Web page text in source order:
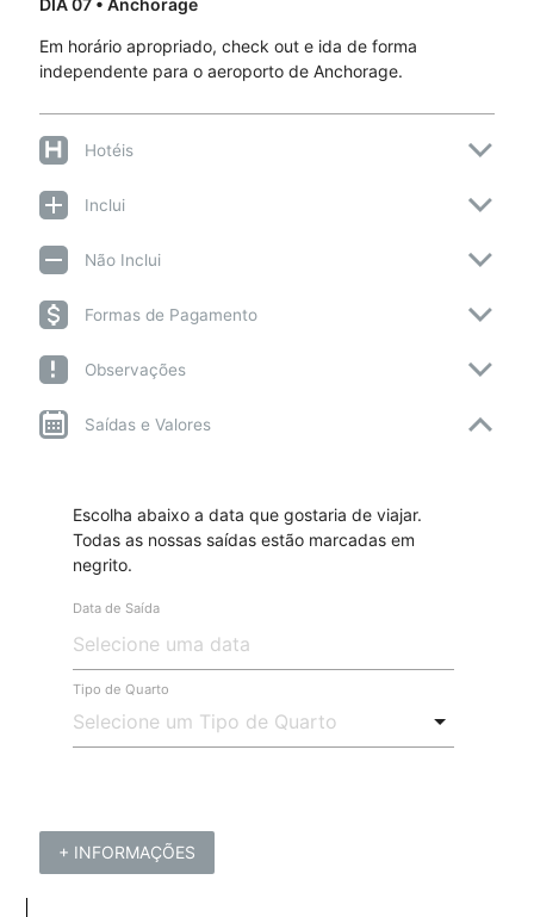
DIA 07• Anchorage
Em horário apropriado, check out e ida de forma
independente para o aeroporto de Anchorage.
Hotéis
Inclui
Não Inclui
Formas de Pagamento
Observações
Saídas e Valores
Escolha abaixo a data que gostaria de viajar.
Todas as nossas saídas estão marcadas em
negrito.
Data de Saída
Tipo de Quarto
+ INFORMAÇÕES